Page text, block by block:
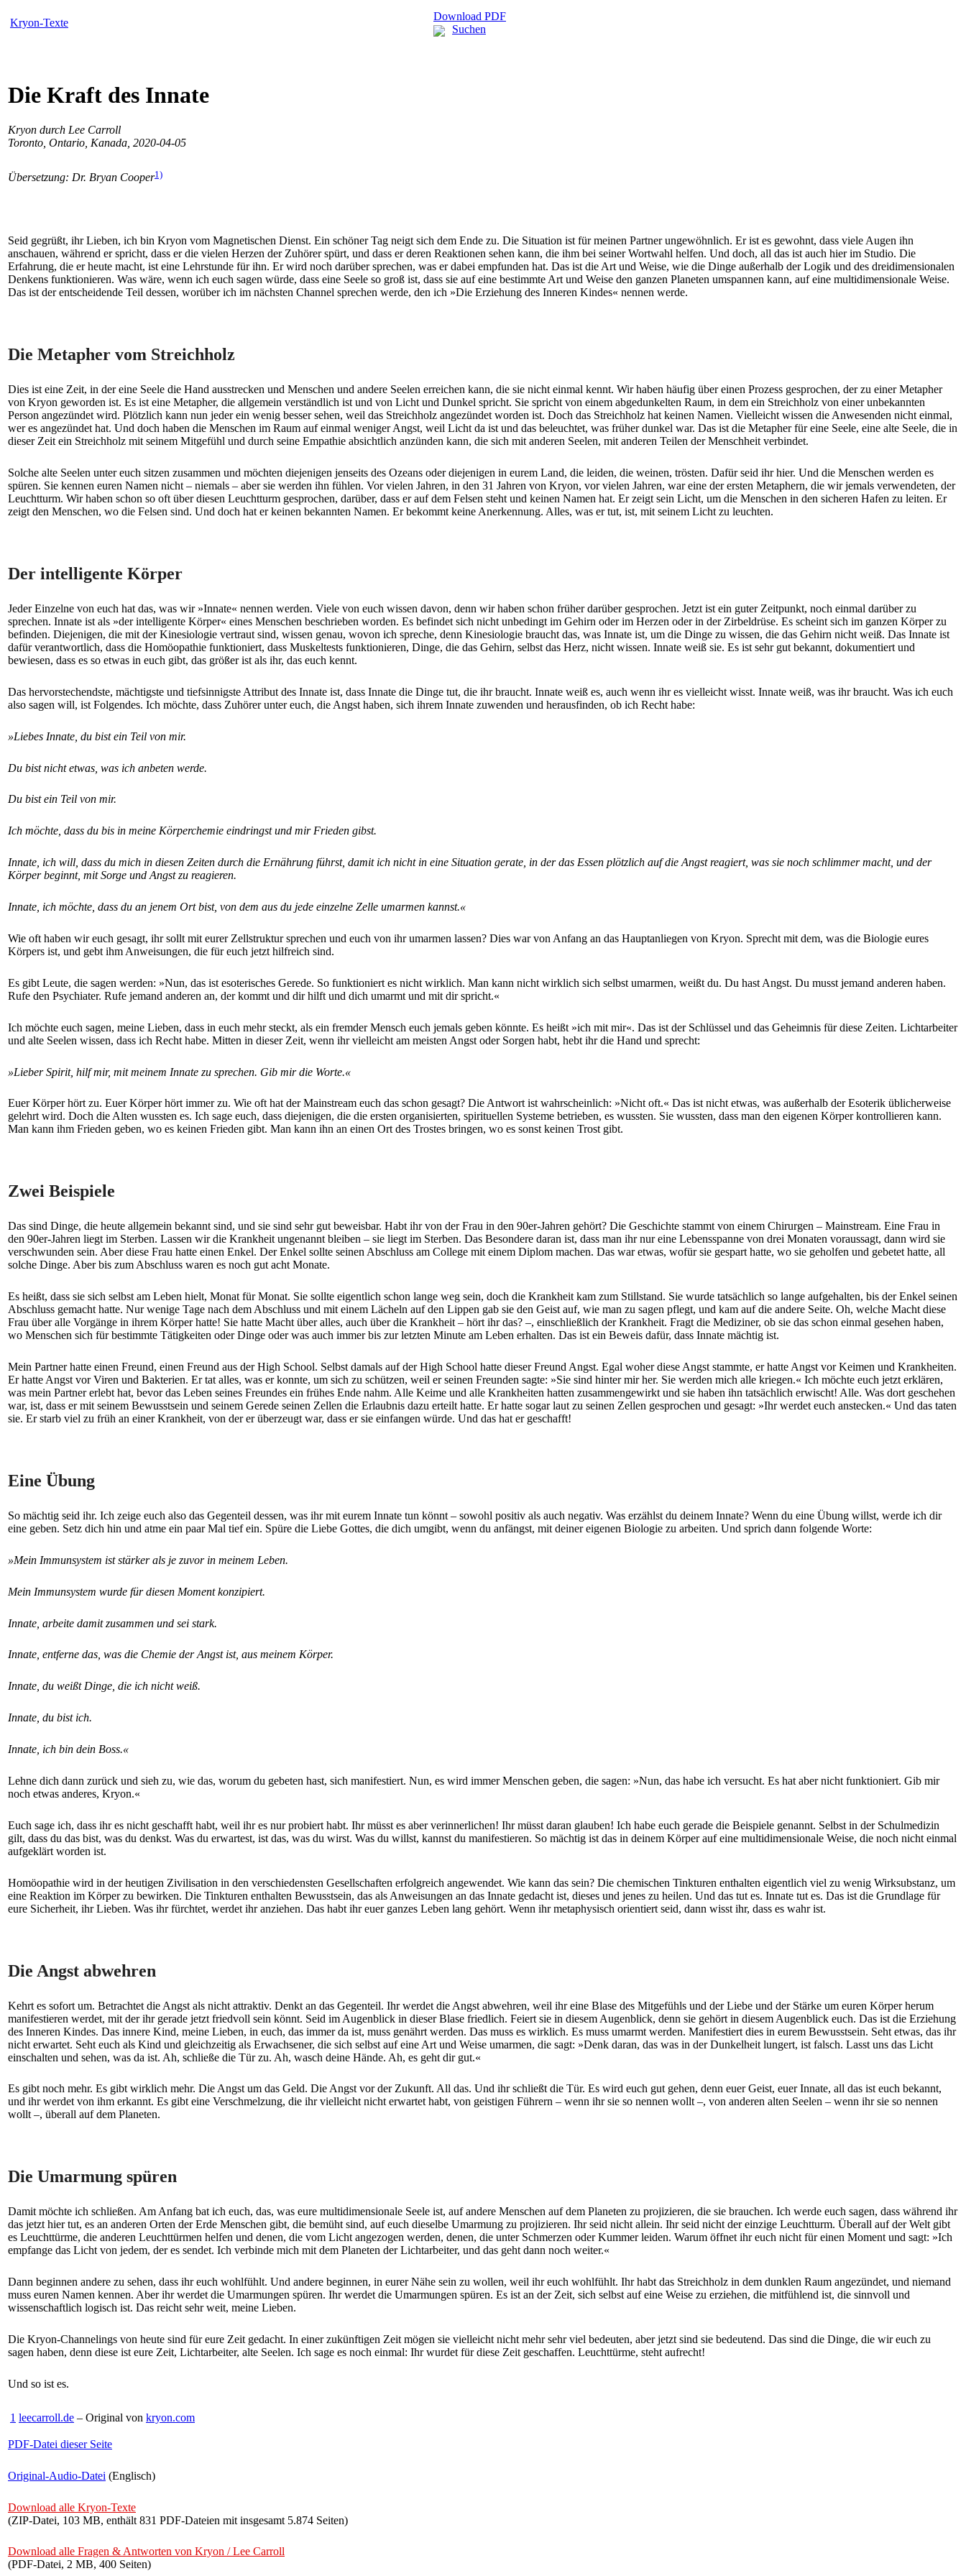
Kryon-Texte
Download PDF
Suchen
Die Kraft des Innate
Kryon durch Lee Carroll
Toronto, Ontario, Kanada, 2020-04-05
Übersetzung: Dr. Bryan Cooper1)
Seid gegrüßt, ihr Lieben, ich bin Kryon vom Magnetischen Dienst. Ein schöner Tag neigt sich dem Ende zu. Die Situation ist für meinen Partner ungewöhnlich. Er ist es gewohnt, dass viele Augen ihn
anschauen, während er spricht, dass er die vielen Herzen der Zuhörer spürt, und dass er deren Reaktionen sehen kann, die ihm bei seiner Wortwahl helfen. Und doch, all das ist auch hier im Studio. Die
Erfahrung, die er heute macht, ist eine Lehrstunde für ihn. Er wird noch darüber sprechen, was er dabei empfunden hat. Das ist die Art und Weise, wie die Dinge außerhalb der Logik und des dreidimensionalen
Denkens funktionieren. Was wäre, wenn ich euch sagen würde, dass eine Seele so groß ist, dass sie auf eine bestimmte Art und Weise den ganzen Planeten umspannen kann, auf eine multidimensionale Weise.
Das ist der entscheidende Teil dessen, worüber ich im nächsten Channel sprechen werde, den ich »Die Erziehung des Inneren Kindes« nennen werde.
Die Metapher vom Streichholz
Dies ist eine Zeit, in der eine Seele die Hand ausstrecken und Menschen und andere Seelen erreichen kann, die sie nicht einmal kennt. Wir haben häufig über einen Prozess gesprochen, der zu einer Metapher
von Kryon geworden ist. Es ist eine Metapher, die allgemein verständlich ist und von Licht und Dunkel spricht. Sie spricht von einem abgedunkelten Raum, in dem ein Streichholz von einer unbekannten
Person angezündet wird. Plötzlich kann nun jeder ein wenig besser sehen, weil das Streichholz angezündet worden ist. Doch das Streichholz hat keinen Namen. Vielleicht wissen die Anwesenden nicht einmal,
wer es angezündet hat. Und doch haben die Menschen im Raum auf einmal weniger Angst, weil Licht da ist und das beleuchtet, was früher dunkel war. Das ist die Metapher für eine Seele, eine alte Seele, die in
dieser Zeit ein Streichholz mit seinem Mitgefühl und durch seine Empathie absichtlich anzünden kann, die sich mit anderen Seelen, mit anderen Teilen der Menschheit verbindet.
Solche alte Seelen unter euch sitzen zusammen und möchten diejenigen jenseits des Ozeans oder diejenigen in eurem Land, die leiden, die weinen, trösten. Dafür seid ihr hier. Und die Menschen werden es
spüren. Sie kennen euren Namen nicht – niemals – aber sie werden ihn fühlen. Vor vielen Jahren, in den 31 Jahren von Kryon, vor vielen Jahren, war eine der ersten Metaphern, die wir jemals verwendeten, der
Leuchtturm. Wir haben schon so oft über diesen Leuchtturm gesprochen, darüber, dass er auf dem Felsen steht und keinen Namen hat. Er zeigt sein Licht, um die Menschen in den sicheren Hafen zu leiten. Er
zeigt den Menschen, wo die Felsen sind. Und doch hat er keinen bekannten Namen. Er bekommt keine Anerkennung. Alles, was er tut, ist, mit seinem Licht zu leuchten.
Der intelligente Körper
Jeder Einzelne von euch hat das, was wir »Innate« nennen werden. Viele von euch wissen davon, denn wir haben schon früher darüber gesprochen. Jetzt ist ein guter Zeitpunkt, noch einmal darüber zu
sprechen. Innate ist als »der intelligente Körper« eines Menschen beschrieben worden. Es befindet sich nicht unbedingt im Gehirn oder im Herzen oder in der Zirbeldrüse. Es scheint sich im ganzen Körper zu
befinden. Diejenigen, die mit der Kinesiologie vertraut sind, wissen genau, wovon ich spreche, denn Kinesiologie braucht das, was Innate ist, um die Dinge zu wissen, die das Gehirn nicht weiß. Das Innate ist
dafür verantwortlich, dass die Homöopathie funktioniert, dass Muskeltests funktionieren, Dinge, die das Gehirn, selbst das Herz, nicht wissen. Innate weiß sie. Es ist sehr gut bekannt, dokumentiert und
bewiesen, dass es so etwas in euch gibt, das größer ist als ihr, das euch kennt.
Das hervorstechendste, mächtigste und tiefsinnigste Attribut des Innate ist, dass Innate die Dinge tut, die ihr braucht. Innate weiß es, auch wenn ihr es vielleicht wisst. Innate weiß, was ihr braucht. Was ich euch
also sagen will, ist Folgendes. Ich möchte, dass Zuhörer unter euch, die Angst haben, sich ihrem Innate zuwenden und herausfinden, ob ich Recht habe:
»Liebes Innate, du bist ein Teil von mir.
Du bist nicht etwas, was ich anbeten werde.
Du bist ein Teil von mir.
Ich möchte, dass du bis in meine Körperchemie eindringst und mir Frieden gibst.
Innate, ich will, dass du mich in diesen Zeiten durch die Ernährung führst, damit ich nicht in eine Situation gerate, in der das Essen plötzlich auf die Angst reagiert, was sie noch schlimmer macht, und der
Körper beginnt, mit Sorge und Angst zu reagieren.
Innate, ich möchte, dass du an jenem Ort bist, von dem aus du jede einzelne Zelle umarmen kannst.«
Wie oft haben wir euch gesagt, ihr sollt mit eurer Zellstruktur sprechen und euch von ihr umarmen lassen? Dies war von Anfang an das Hauptanliegen von Kryon. Sprecht mit dem, was die Biologie eures
Körpers ist, und gebt ihm Anweisungen, die für euch jetzt hilfreich sind.
Es gibt Leute, die sagen werden: »Nun, das ist esoterisches Gerede. So funktioniert es nicht wirklich. Man kann nicht wirklich sich selbst umarmen, weißt du. Du hast Angst. Du musst jemand anderen haben.
Rufe den Psychiater. Rufe jemand anderen an, der kommt und dir hilft und dich umarmt und mit dir spricht.«
Ich möchte euch sagen, meine Lieben, dass in euch mehr steckt, als ein fremder Mensch euch jemals geben könnte. Es heißt »ich mit mir«. Das ist der Schlüssel und das Geheimnis für diese Zeiten. Lichtarbeiter
und alte Seelen wissen, dass ich Recht habe. Mitten in dieser Zeit, wenn ihr vielleicht am meisten Angst oder Sorgen habt, hebt ihr die Hand und sprecht:
»Lieber Spirit, hilf mir, mit meinem Innate zu sprechen. Gib mir die Worte.«
Euer Körper hört zu. Euer Körper hört immer zu. Wie oft hat der Mainstream euch das schon gesagt? Die Antwort ist wahrscheinlich: »Nicht oft.« Das ist nicht etwas, was außerhalb der Esoterik üblicherweise
gelehrt wird. Doch die Alten wussten es. Ich sage euch, dass diejenigen, die die ersten organisierten, spirituellen Systeme betrieben, es wussten. Sie wussten, dass man den eigenen Körper kontrollieren kann.
Man kann ihm Frieden geben, wo es keinen Frieden gibt. Man kann ihn an einen Ort des Trostes bringen, wo es sonst keinen Trost gibt.
Zwei Beispiele
Das sind Dinge, die heute allgemein bekannt sind, und sie sind sehr gut beweisbar. Habt ihr von der Frau in den 90er-Jahren gehört? Die Geschichte stammt von einem Chirurgen – Mainstream. Eine Frau in
den 90er-Jahren liegt im Sterben. Lassen wir die Krankheit ungenannt bleiben – sie liegt im Sterben. Das Besondere daran ist, dass man ihr nur eine Lebensspanne von drei Monaten voraussagt, dann wird sie
verschwunden sein. Aber diese Frau hatte einen Enkel. Der Enkel sollte seinen Abschluss am College mit einem Diplom machen. Das war etwas, wofür sie gespart hatte, wo sie geholfen und gebetet hatte, all
solche Dinge. Aber bis zum Abschluss waren es noch gut acht Monate.
Es heißt, dass sie sich selbst am Leben hielt, Monat für Monat. Sie sollte eigentlich schon lange weg sein, doch die Krankheit kam zum Stillstand. Sie wurde tatsächlich so lange aufgehalten, bis der Enkel seinen
Abschluss gemacht hatte. Nur wenige Tage nach dem Abschluss und mit einem Lächeln auf den Lippen gab sie den Geist auf, wie man zu sagen pflegt, und kam auf die andere Seite. Oh, welche Macht diese
Frau über alle Vorgänge in ihrem Körper hatte! Sie hatte Macht über alles, auch über die Krankheit – hört ihr das? –, einschließlich der Krankheit. Fragt die Mediziner, ob sie das schon einmal gesehen haben,
wo Menschen sich für bestimmte Tätigkeiten oder Dinge oder was auch immer bis zur letzten Minute am Leben erhalten. Das ist ein Beweis dafür, dass Innate mächtig ist.
Mein Partner hatte einen Freund, einen Freund aus der High School. Selbst damals auf der High School hatte dieser Freund Angst. Egal woher diese Angst stammte, er hatte Angst vor Keimen und Krankheiten.
Er hatte Angst vor Viren und Bakterien. Er tat alles, was er konnte, um sich zu schützen, weil er seinen Freunden sagte: »Sie sind hinter mir her. Sie werden mich alle kriegen.« Ich möchte euch jetzt erklären,
was mein Partner erlebt hat, bevor das Leben seines Freundes ein frühes Ende nahm. Alle Keime und alle Krankheiten hatten zusammengewirkt und sie haben ihn tatsächlich erwischt! Alle. Was dort geschehen
war, ist, dass er mit seinem Bewusstsein und seinem Gerede seinen Zellen die Erlaubnis dazu erteilt hatte. Er hatte sogar laut zu seinen Zellen gesprochen und gesagt: »Ihr werdet euch anstecken.« Und das taten
sie. Er starb viel zu früh an einer Krankheit, von der er überzeugt war, dass er sie einfangen würde. Und das hat er geschafft!
Eine Übung
So mächtig seid ihr. Ich zeige euch also das Gegenteil dessen, was ihr mit eurem Innate tun könnt – sowohl positiv als auch negativ. Was erzählst du deinem Innate? Wenn du eine Übung willst, werde ich dir
eine geben. Setz dich hin und atme ein paar Mal tief ein. Spüre die Liebe Gottes, die dich umgibt, wenn du anfängst, mit deiner eigenen Biologie zu arbeiten. Und sprich dann folgende Worte:
»Mein Immunsystem ist stärker als je zuvor in meinem Leben.
Mein Immunsystem wurde für diesen Moment konzipiert.
Innate, arbeite damit zusammen und sei stark.
Innate, entferne das, was die Chemie der Angst ist, aus meinem Körper.
Innate, du weißt Dinge, die ich nicht weiß.
Innate, du bist ich.
Innate, ich bin dein Boss.«
Lehne dich dann zurück und sieh zu, wie das, worum du gebeten hast, sich manifestiert. Nun, es wird immer Menschen geben, die sagen: »Nun, das habe ich versucht. Es hat aber nicht funktioniert. Gib mir
noch etwas anderes, Kryon.«
Euch sage ich, dass ihr es nicht geschafft habt, weil ihr es nur probiert habt. Ihr müsst es aber verinnerlichen! Ihr müsst daran glauben! Ich habe euch gerade die Beispiele genannt. Selbst in der Schulmedizin
gilt, dass du das bist, was du denkst. Was du erwartest, ist das, was du wirst. Was du willst, kannst du manifestieren. So mächtig ist das in deinem Körper auf eine multidimensionale Weise, die noch nicht einmal
aufgeklärt worden ist.
Homöopathie wird in der heutigen Zivilisation in den verschiedensten Gesellschaften erfolgreich angewendet. Wie kann das sein? Die chemischen Tinkturen enthalten eigentlich viel zu wenig Wirksubstanz, um
eine Reaktion im Körper zu bewirken. Die Tinkturen enthalten Bewusstsein, das als Anweisungen an das Innate gedacht ist, dieses und jenes zu heilen. Und das tut es. Innate tut es. Das ist die Grundlage für
eure Sicherheit, ihr Lieben. Was ihr fürchtet, werdet ihr anziehen. Das habt ihr euer ganzes Leben lang gehört. Wenn ihr metaphysisch orientiert seid, dann wisst ihr, dass es wahr ist.
Die Angst abwehren
Kehrt es sofort um. Betrachtet die Angst als nicht attraktiv. Denkt an das Gegenteil. Ihr werdet die Angst abwehren, weil ihr eine Blase des Mitgefühls und der Liebe und der Stärke um euren Körper herum
manifestieren werdet, mit der ihr gerade jetzt friedvoll sein könnt. Seid im Augenblick in dieser Blase friedlich. Feiert sie in diesem Augenblick, denn sie gehört in diesem Augenblick euch. Das ist die Erziehung
des Inneren Kindes. Das innere Kind, meine Lieben, in euch, das immer da ist, muss genährt werden. Das muss es wirklich. Es muss umarmt werden. Manifestiert dies in eurem Bewusstsein. Seht etwas, das ihr
nicht erwartet. Seht euch als Kind und gleichzeitig als Erwachsener, die sich selbst auf eine Art und Weise umarmen, die sagt: »Denk daran, das was in der Dunkelheit lungert, ist falsch. Lasst uns das Licht
einschalten und sehen, was da ist. Ah, schließe die Tür zu. Ah, wasch deine Hände. Ah, es geht dir gut.«
Es gibt noch mehr. Es gibt wirklich mehr. Die Angst um das Geld. Die Angst vor der Zukunft. All das. Und ihr schließt die Tür. Es wird euch gut gehen, denn euer Geist, euer Innate, all das ist euch bekannt,
und ihr werdet von ihm erkannt. Es gibt eine Verschmelzung, die ihr vielleicht nicht erwartet habt, von geistigen Führern – wenn ihr sie so nennen wollt –, von anderen alten Seelen – wenn ihr sie so nennen
wollt –, überall auf dem Planeten.
Die Umarmung spüren
Damit möchte ich schließen. Am Anfang bat ich euch, das, was eure multidimensionale Seele ist, auf andere Menschen auf dem Planeten zu projizieren, die sie brauchen. Ich werde euch sagen, dass während ihr
das jetzt hier tut, es an anderen Orten der Erde Menschen gibt, die bemüht sind, auf euch dieselbe Umarmung zu projizieren. Ihr seid nicht allein. Ihr seid nicht der einzige Leuchtturm. Überall auf der Welt gibt
es Leuchttürme, die anderen Leuchttürmen helfen und denen, die vom Licht angezogen werden, denen, die unter Schmerzen oder Kummer leiden. Warum öffnet ihr euch nicht für einen Moment und sagt: »Ich
empfange das Licht von jedem, der es sendet. Ich verbinde mich mit dem Planeten der Lichtarbeiter, und das geht dann noch weiter.«
Dann beginnen andere zu sehen, dass ihr euch wohlfühlt. Und andere beginnen, in eurer Nähe sein zu wollen, weil ihr euch wohlfühlt. Ihr habt das Streichholz in dem dunklen Raum angezündet, und niemand
muss euren Namen kennen. Aber ihr werdet die Umarmungen spüren. Ihr werdet die Umarmungen spüren. Es ist an der Zeit, sich selbst auf eine Weise zu erziehen, die mitfühlend ist, die sinnvoll und
wissenschaftlich logisch ist. Das reicht sehr weit, meine Lieben.
Die Kryon-Channelings von heute sind für eure Zeit gedacht. In einer zukünftigen Zeit mögen sie vielleicht nicht mehr sehr viel bedeuten, aber jetzt sind sie bedeutend. Das sind die Dinge, die wir euch zu
sagen haben, denn diese ist eure Zeit, Lichtarbeiter, alte Seelen. Ich sage es noch einmal: Ihr wurdet für diese Zeit geschaffen. Leuchttürme, steht aufrecht!
Und so ist es.
1 leecarroll.de – Original von kryon.com
PDF-Datei dieser Seite
Original-Audio-Datei (Englisch)
Download alle Kryon-Texte
(ZIP-Datei, 103 MB, enthält 831 PDF-Dateien mit insgesamt 5.874 Seiten)
Download alle Fragen & Antworten von Kryon / Lee Carroll
(PDF-Datei, 2 MB, 400 Seiten)